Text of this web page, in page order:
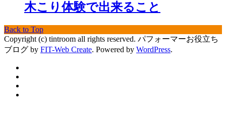
木こり体験で出来ること
Back to Top
Copyright (c) tintroom all rights reserved. パフォーマーお役立ち
ブログ by FIT-Web Create. Powered by WordPress.